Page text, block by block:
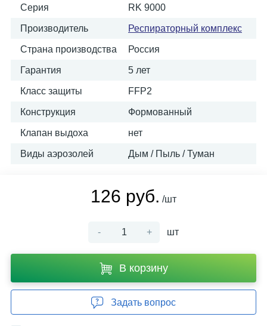
Серия RK 9000
Производитель Респираторный комплекс
Страна производства Россия
Гарантия 5 лет
Класс защиты FFP2
Конструкция Формованный
Клапан выдоха нет
Виды аэрозолей Дым / Пыль / Туман
126 руб. /шт
- + шт
В корзину
Задать вопрос